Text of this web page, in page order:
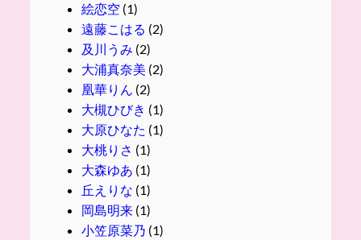
絵恋空 (1)
遠藤こはる (2)
及川うみ (2)
大浦真奈美 (2)
凰華りん (2)
大槻ひびき (1)
大原ひなた (1)
大桃りさ (1)
大森ゆあ (1)
丘えりな (1)
岡島明来(1)
小笠原菜乃 (1)